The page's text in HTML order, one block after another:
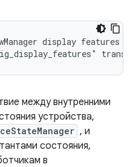
display features
между внутренними
устройства,
, и
состояния,
в